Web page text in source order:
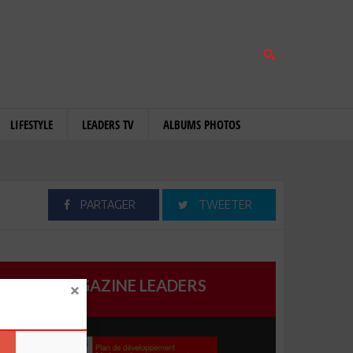
LIFESTYLE LEADERS TV ALBUMS PHOTOS
PARTAGER TWEETER
MAGAZINE LEADERS